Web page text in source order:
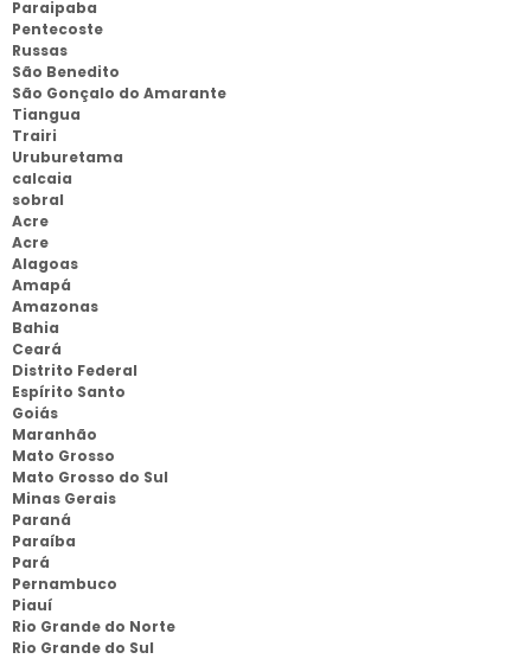
Paraipaba
Pentecoste
Russas
São Benedito
São Gonçalo do Amarante
Tiangua
Trairi
Uruburetama
calcaia
sobral
Acre
Acre
Alagoas
Amapá
Amazonas
Bahia
Ceará
Distrito Federal
Espírito Santo
Goiás
Maranhão
Mato Grosso
Mato Grosso do Sul
Minas Gerais
Paraná
Paraíba
Pará
Pernambuco
Piauí
Rio Grande do Norte
Rio Grande do Sul